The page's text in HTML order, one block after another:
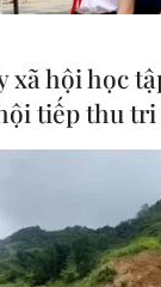
xã hội học
tiếp thu